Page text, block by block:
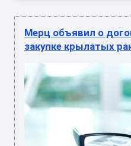
Мерц объявил о
закупке крылатых